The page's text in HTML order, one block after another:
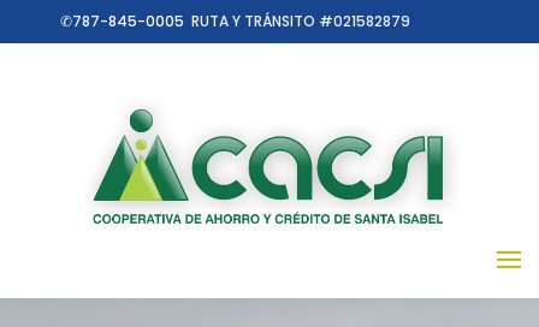
✆787-845-0005 RUTA Y TRÁNSITO #021582879